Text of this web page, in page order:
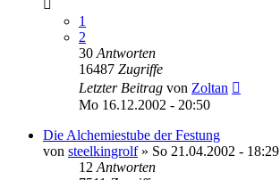
1
2
30 Antworten
16487 Zugriffe
Letzter Beitrag von Zoltan
Mo 16.12.2002 - 20:50
Die Alchemiestube der Festung
von steelkingrolf» So 21.04.2002 - 18:29
12 Antworten